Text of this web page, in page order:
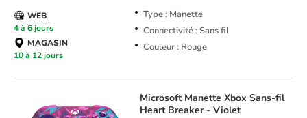
Type : Manette
Connectivité : Sans fil
Couleur : Rouge
WEB
4 à 6 jours
MAGASIN
10 à 12 jours
Microsoft Manette Xbox Sans-fil
Heart Breaker - Violet